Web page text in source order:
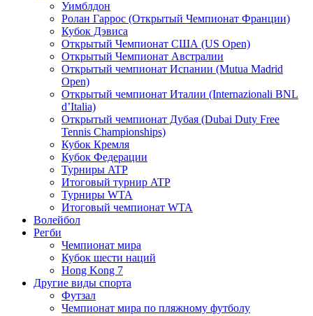
Уимблдон
Ролан Гаррос (Открытый Чемпионат Франции)
Кубок Дэвиса
Открытый Чемпионат США (US Open)
Открытый Чемпионат Австралии
Открытый чемпионат Испании (Mutua Madrid
Open)
Открытый чемпионат Италии (Internazionali BNL
d’Italia)
Открытый чемпионат Дубая (Dubai Duty Free
Tennis Championships)
Кубок Кремля
Кубок Федерации
Турниры ATP
Итоговый турнир ATP
Турниры WTA
Итоговый чемпионат WTA
Волейбол
Регби
Чемпионат мира
Кубок шести наций
Hong Kong 7
Другие виды спорта
Футзал
Чемпионат мира по пляжному футболу